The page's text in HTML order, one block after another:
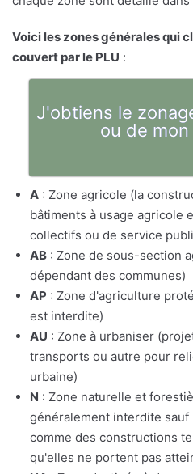
Voici les zones générales qui
couvert par le PLU :
J'obtiens le
ou de
A : Zone agricole (la
bâtiments à usage agricole
collectifs ou de service
AB : Zone de sous-section
dépendant des communes)
AP : Zone d'agriculture
est interdite)
AU : Zone à urbaniser
transports ou autre pour
urbaine)
N : Zone naturelle et
généralement interdite
comme des constructions
qu'elles ne portent pas